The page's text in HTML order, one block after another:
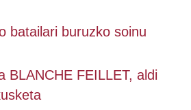
batailari buruzko soinu
BLANCHE FEILLET, aldi